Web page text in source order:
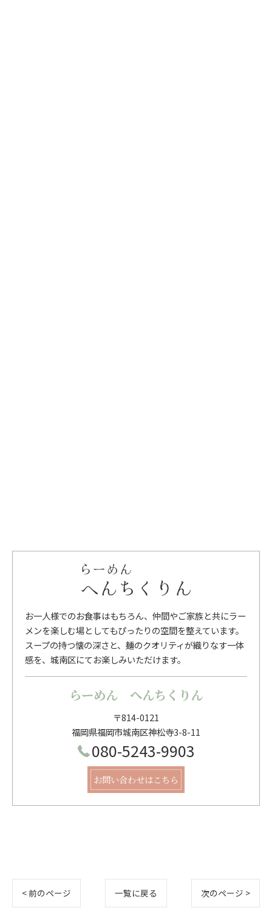
お一人様でのお食事はもちろん、仲間やご家族と共にラー
メンを楽しむ場としてもぴったりの空間を整えています。
スープの持つ懐の深さと、麺のクオリティが織りなす一体
感を、城南区にてお楽しみいただけます。
らーめん へんちくりん
〒814-0121
福岡県福岡市城南区神松寺3-8-11
080-5243-9903
お問い合わせはこちら
< 前のページ 一覧に戻る 次のページ >